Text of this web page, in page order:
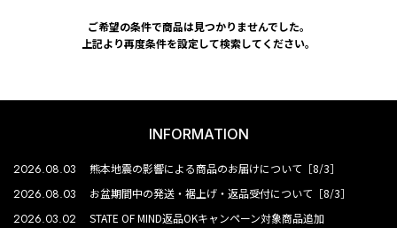
ご希望の条件で商品は見つかりませんでした。
上記より再度条件を設定して検索してください。
INFORMATION
2026.08.03 熊本地震の影響による商品のお届けについて［8/3］
2026.08.03 お盆期間中の発送・裾上げ・返品受付について［8/3］
2026.03.02 STATE OF MIND返品OKキャンペーン対象商品追加